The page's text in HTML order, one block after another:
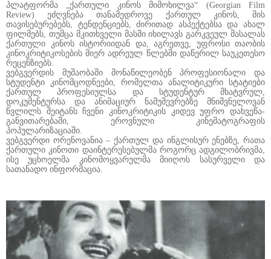
პლატფორმა „ქართული კინოს მიმოხილვა“ (Georgian Film
Review) ეძღვნება თანამედროვე ქართულ კინოს, მის
თავისებურებებს, ტენდენციებს, ძირითად ასპექტებსა და ახალ
ფილმებს, თუმცა მკითხველი მასში იხილავს გარკვეულ მასალას
ქართული კინოს ისტორიიდან და, აგრეთვე, უფროსი თაობის
კინოკრიტიკოსების მიერ ადრეულ წლებში დაწერილ საუკეთესო
რეცენზიებს.
ვებგვერდის მუშაობაში მონაწილეობენ პროფესიონალი და
სტუდენტი კინომცოდნეები, რომელთა ანალიტიკური სტატიები
ქართულ პროფესიულსა და სტუდენტურ მხატვრულ,
დოკუმენტურსა და ანიმაციურ ნამუშევრებზე მნიშვნელოვან
წვლილს შეიტანს ჩვენი კინოკრიტიკის კიდევ უფრო დახვეწა-
განვითარებაში, ეროვნული კინემატოგრაფის
პოპულარიზაციაში.
ვებგვერდი ორენოვანია – ქართულ და ინგლისურ ენებზე, რათა
ქართული კინოთი დაინტერესებულმა როგორც ადგილობრივმა,
ისე უცხოელმა კინომოყვარულმა მიიღოს სასურველი და
სათანადო ინფორმაცია.